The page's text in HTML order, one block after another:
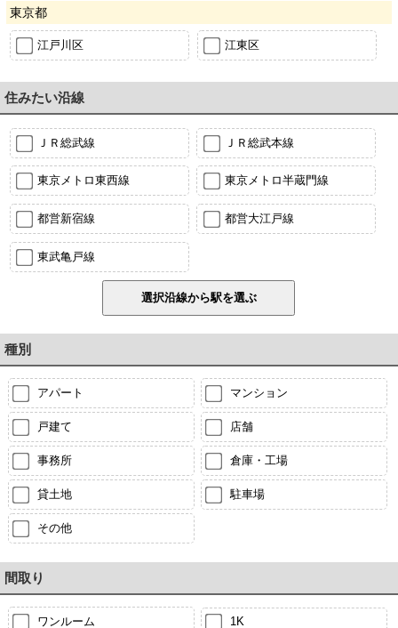
東京都
江戸川区 江東区
住みたい沿線
ＪＲ総武線 ＪＲ総武本線
東京メトロ東西線 東京メトロ半蔵門線
都営新宿線 都営大江戸線
東武亀戸線
種別
アパート マンション
戸建て 店舗
事務所 倉庫・工場
貸土地 駐車場
その他
間取り
ワンルーム 1K